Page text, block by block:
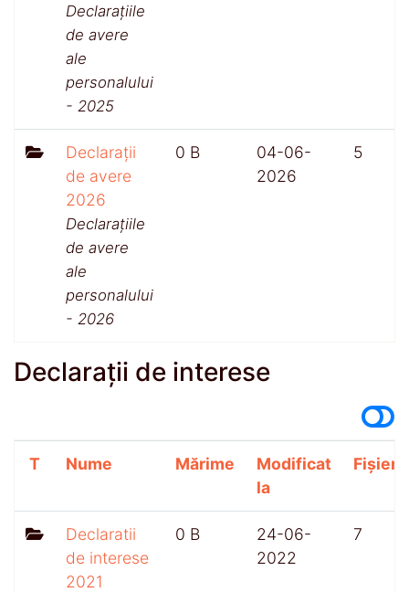
Declarațiile
de avere
ale
personalului
- 2025
Declarații
de avere
2026
Declarațiile
de avere
ale
personalului
- 2026
0 B
04-06-
2026
5
Declarații de interese
T Nume Mărime
Modificat
la
Fișiere
Declaratii
de interese
2021
0 B
24-06-
2022
7